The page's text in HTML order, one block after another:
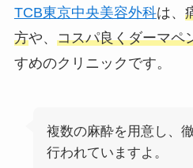
TCB東京中央美容外科は、
方や、 コスパ良くダーマペ
すめのクリニックです。
複数の麻酔を用意し、
行われていますよ。